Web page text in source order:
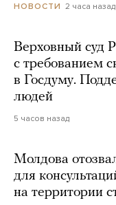
НОВОСТИ 2 часа назад
Верховный суд
с требованием
в Госдуму.
людей
5 часов назад
Молдова
для
на территории